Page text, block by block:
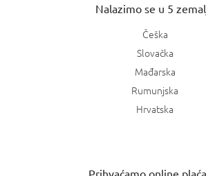
Nalazimo se u 5
Češka
Slovačka
Mađarska
Rumunjska
Hrvatska
Prihvaćamo online